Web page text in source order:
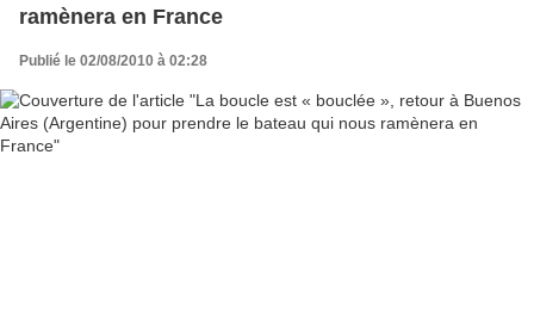
ramènera en France
Publié le 02/08/2010 à 02:28